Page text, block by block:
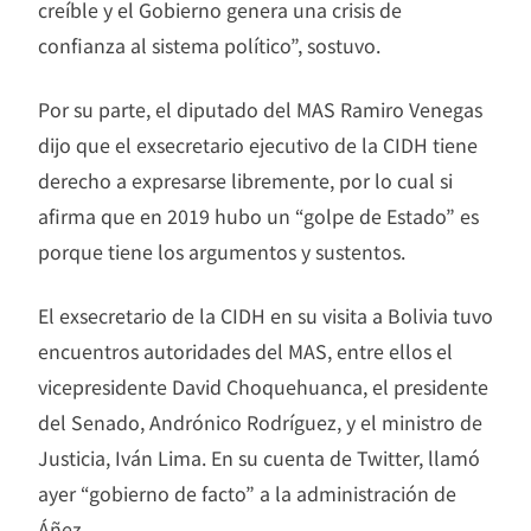
creíble y el Gobierno genera una crisis de
confianza al sistema político”, sostuvo.
Por su parte, el diputado del MAS Ramiro Venegas
dijo que el exsecretario ejecutivo de la CIDH tiene
derecho a expresarse libremente, por lo cual si
afirma que en 2019 hubo un “golpe de Estado” es
porque tiene los argumentos y sustentos.
El exsecretario de la CIDH en su visita a Bolivia tuvo
encuentros autoridades del MAS, entre ellos el
vicepresidente David Choquehuanca, el presidente
del Senado, Andrónico Rodríguez, y el ministro de
Justicia, Iván Lima. En su cuenta de Twitter, llamó
ayer “gobierno de facto” a la administración de